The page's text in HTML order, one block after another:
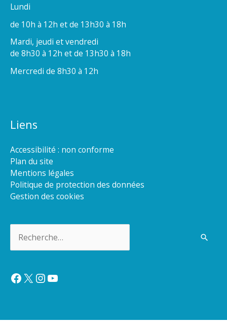
Lundi
de 10h à 12h et de 13h30 à 18h
Mardi, jeudi et vendredi
de 8h30 à 12h et de 13h30 à 18h
Mercredi de 8h30 à 12h
Liens
Accessibilité : non conforme
Plan du site
Mentions légales
Politique de protection des données
Gestion des cookies
Facebook
X Instagram
YouTube